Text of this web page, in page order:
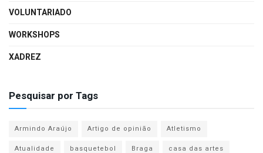
VOLUNTARIADO
WORKSHOPS
XADREZ
Pesquisar por Tags
Armindo Araújo Artigo de opinião
Atletismo
Atualidade
basquetebol Braga
casa das artes